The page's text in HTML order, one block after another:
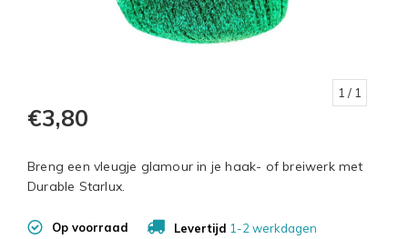
1 / 1
€3,80
Breng een vleugje glamour in je haak- of breiwerk met
Durable Starlux.
Op voorraad Levertijd 1-2 werkdagen